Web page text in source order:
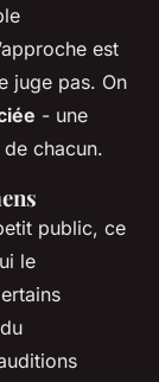
est
juge pas. On
- une
chacun.
public, ce
le